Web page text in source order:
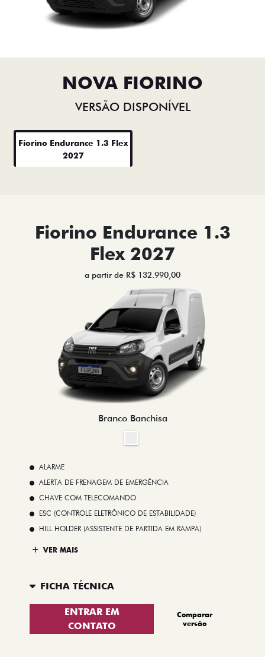
NOVA FIORINO
VERSÃO DISPONÍVEL
Fiorino Endurance 1.3 Flex
2027
Fiorino Endurance 1.3
Flex 2027
a partir de R$ 132.990,00
Branco Banchisa
ALARME
ALERTA DE FRENAGEM DE EMERGÊNCIA
CHAVE COM TELECOMANDO
ESC (CONTROLE ELETRÔNICO DE ESTABILIDADE)
HILL HOLDER (ASSISTENTE DE PARTIDA EM RAMPA)
VER MAIS
FICHA TÉCNICA
ENTRAR EM
CONTATO
Comparar
versão